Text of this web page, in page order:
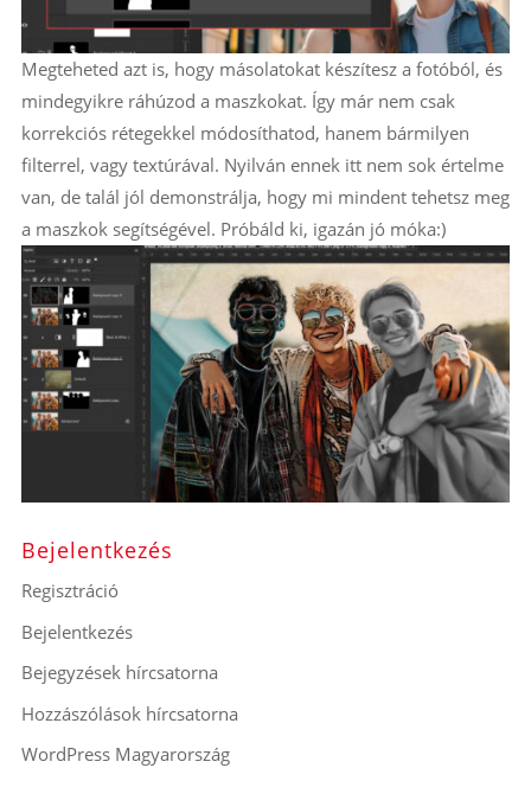
Megteheted azt is, hogy másolatokat készítesz a fotóból, és
mindegyikre ráhúzod a maszkokat. Így már nem csak
korrekciós rétegekkel módosíthatod, hanem bármilyen
filterrel, vagy textúrával. Nyilván ennek itt nem sok értelme
van, de talál jól demonstrálja, hogy mi mindent tehetsz meg
a maszkok segítségével. Próbáld ki, igazán jó móka:)
Bejelentkezés
Regisztráció
Bejelentkezés
Bejegyzések hírcsatorna
Hozzászólások hírcsatorna
WordPress Magyarország